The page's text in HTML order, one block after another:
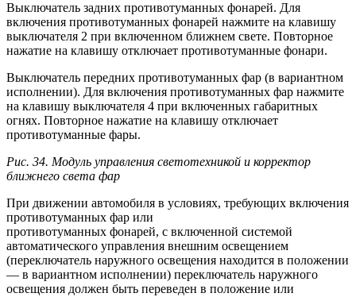
Выключатель задних противотуманных фонарей. Для
включения противотуманных фонарей нажмите на клавишу
выключателя 2 при включенном ближнем свете. Повторное
нажатие на клавишу отключает противотуманные фонари.
Выключатель передних противотуманных фар (в вариантном
исполнении). Для включения противотуманных фар нажмите
на клавишу выключателя 4 при включенных габаритных
огнях. Повторное нажатие на клавишу отключает
противотуманные фары.
Рис. 34. Модуль управления светотехникой и корректор
ближнего света фар
При движении автомобиля в условиях, требующих включения
противотуманных фар или
противотуманных фонарей, с включенной системой
автоматического управления внешним освещением
(переключатель наружного освещения находится в положении
— в вариантном исполнении) переключатель наружного
освещения должен быть переведен в положение или